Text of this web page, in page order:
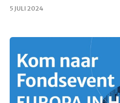
5 JULI 2024